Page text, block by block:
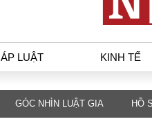
LUẬT KINH TẾ
PHÁP LUẬT
GÓC NHÌN LUẬT GIA HỒ